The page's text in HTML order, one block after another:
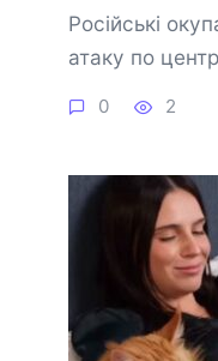
Російські
атаку по
0 2